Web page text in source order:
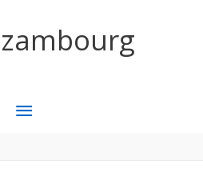
MENU